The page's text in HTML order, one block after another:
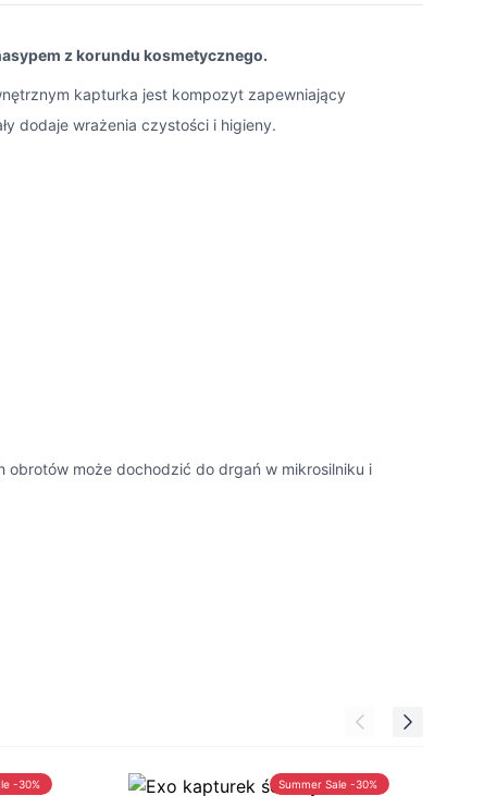
z korundu kosmetycznego.
kapturka jest kompozyt zapewniający
dodaje wrażenia czystości i higieny.
może dochodzić do drgań w mikrosilniku i
-30% Summer Sale -30%